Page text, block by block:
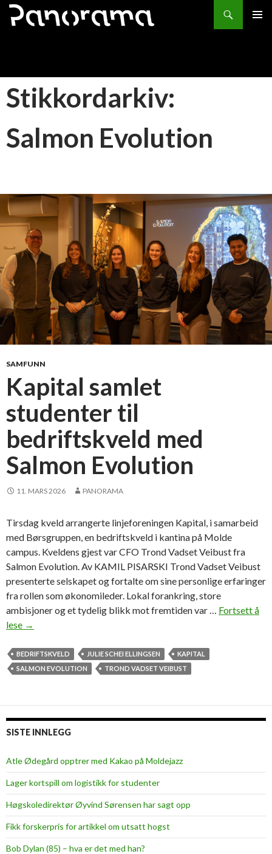
Søk
HOPP
Stikkordarkiv:
Salmon Evolution
SAMFUNN
Kapital samlet
studenter til
bedriftskveld med
Salmon Evolution
11. MARS 2026 PANORAMA
Tirsdag kveld arrangerte linjeforeningen Kapital, i samarbeid
med Børsgruppen, en bedriftskveld i kantina på Molde
campus. Kveldens gjest var CFO Trond Vadset Veibust fra
Salmon Evolution. Av KAMIL PISARSKI Trond Vadset Veibust
presenterte selskapet og fortalte om sine personlige erfaringer
fra rollen som økonomileder. Lokal forankring, store
ambisjoner og et tydelig blikk mot fremtiden var … Fortsett å
lese K
p
i
s
m
l
e
t
s
t
u
→
BEDRIFTSKVELD JULIE SCHEI ELLINGSEN
KAPITAL
SALMON EVOLUTION
TROND VADSET VEIBUST
SISTE INNLEGG
Atle Ødegård opptrer med Kakao på Moldejazz
Lager kortspill om logistikk for studenter
Høgskoledirektør Øyvind Sørensen har sagt opp
Fikk forskerpris for artikkel om utsatt hogst
Bob Dylan (85) – hva er det med han?